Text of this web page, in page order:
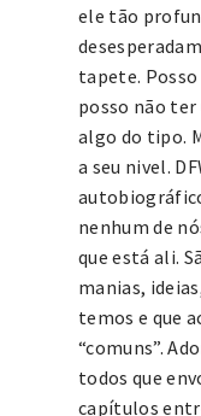
ele tão
tapete.
posso não ter
algo do tipo.
a seu nivel.
nenhum de
que está ali.
manias,
temos e que
“comuns”.
todos que
capítulos